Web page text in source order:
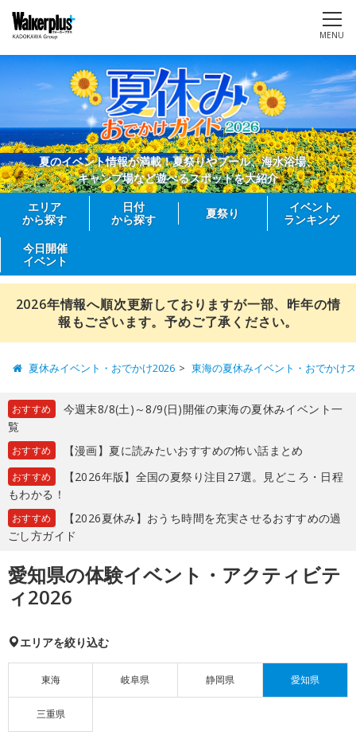
MENU
夏のイベント情報が満載！夏祭りやプール、海水浴場、
キャンプ場など遊べるスポットを大紹介
エリア
から探す
日付
から探す
夏祭り
イベント
ランキング
今日開催
イベント
2026年情報へ順次更新しておりますが一部、昨年の情
報もございます。予めご了承ください。
夏休みイベント・おでかけ2026 東海の夏休みイベント・おでかけ
おすすめ
今週末8/8(土)～8/9(日)開催の東海の夏休みイベント一
覧
おすすめ 【漫画】夏に読みたいおすすめの怖い話まとめ
おすすめ
【2026年版】全国の夏祭り注目27選。見どころ・日程
もわかる！
おすすめ
【2026夏休み】おうち時間を充実させるおすすめの過
ごし方ガイド
愛知県の体験イベント・アクティビテ
ィ2026
エリアを絞り込む
東海 岐阜県 静岡県 愛知県
三重県